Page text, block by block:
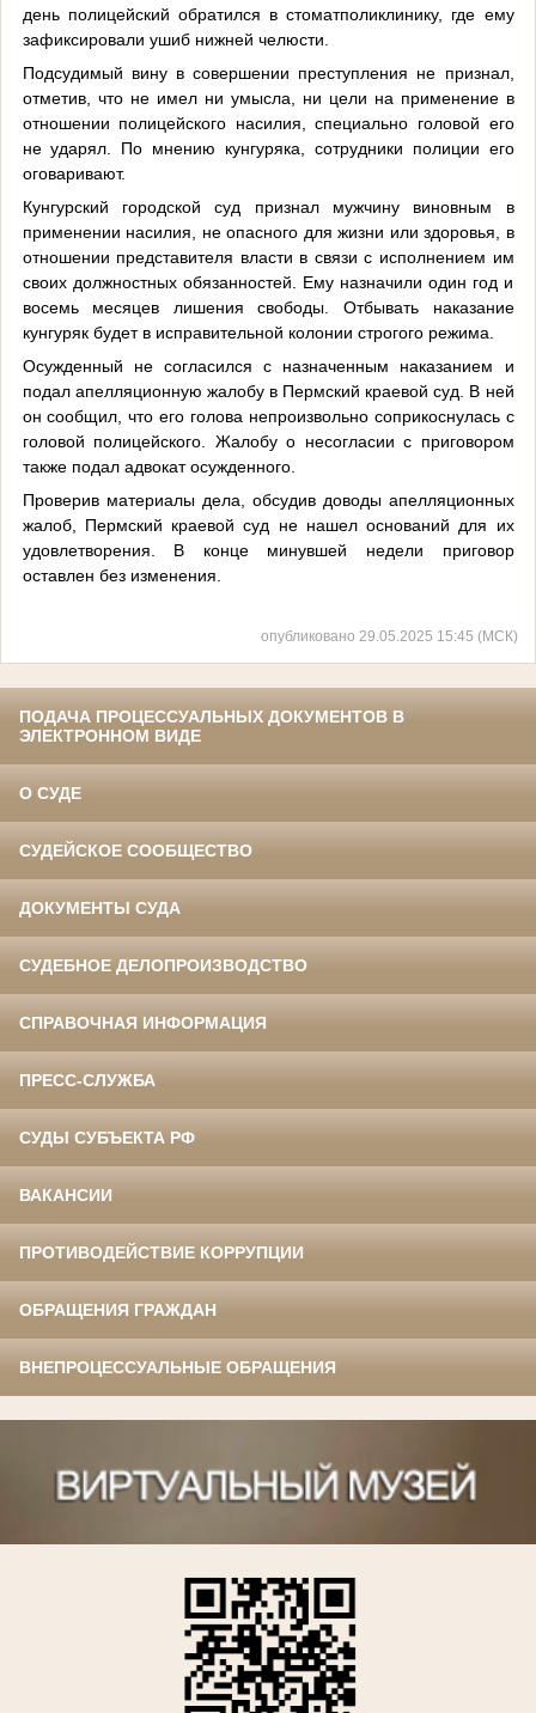
день полицейский обратился в стоматполиклинику, где ему
зафиксировали ушиб нижней челюсти.
Подсудимый вину в совершении преступления не признал,
отметив, что не имел ни умысла, ни цели на применение в
отношении полицейского насилия, специально головой его
не ударял. По мнению кунгуряка, сотрудники полиции его
оговаривают.
Кунгурский городской суд признал мужчину виновным в
применении насилия, не опасного для жизни или здоровья, в
отношении представителя власти в связи с исполнением им
своих должностных обязанностей. Ему назначили один год и
восемь месяцев лишения свободы. Отбывать наказание
кунгуряк будет в исправительной колонии строгого режима.
Осужденный не согласился с назначенным наказанием и
подал апелляционную жалобу в Пермский краевой суд. В ней
он сообщил, что его голова непроизвольно соприкоснулась с
головой полицейского. Жалобу о несогласии с приговором
также подал адвокат осужденного.
Проверив материалы дела, обсудив доводы апелляционных
жалоб, Пермский краевой суд не нашел оснований для их
удовлетворения. В конце минувшей недели приговор
оставлен без изменения.
опубликовано 29.05.2025 15:45 (МСК)
ПОДАЧА ПРОЦЕССУАЛЬНЫХ ДОКУМЕНТОВ В
ЭЛЕКТРОННОМ ВИДЕ
О СУДЕ
СУДЕЙСКОЕ СООБЩЕСТВО
ДОКУМЕНТЫ СУДА
СУДЕБНОЕ ДЕЛОПРОИЗВОДСТВО
СПРАВОЧНАЯ ИНФОРМАЦИЯ
ПРЕСС-СЛУЖБА
СУДЫ СУБЪЕКТА РФ
ВАКАНСИИ
ПРОТИВОДЕЙСТВИЕ КОРРУПЦИИ
ОБРАЩЕНИЯ ГРАЖДАН
ВНЕПРОЦЕССУАЛЬНЫЕ ОБРАЩЕНИЯ